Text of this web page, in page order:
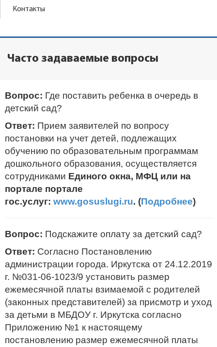
Контакты
Часто задаваемые вопросы
Вопрос: Где поставить ребенка в очередь в
детский сад?
Ответ: Прием заявителей по вопросу
постановки на учет детей, подлежащих
обучению по образовательным программам
дошкольного образования, осуществляется
сотрудниками Единого окна, МФЦ или на
портале портале
гос.услуг: www.gosuslugi.ru. (Подробнее)
Вопрос: Подскажите оплату за детский сад?
Ответ: Согласно Постановлению
администрации города. Иркутска от 24.12.2019
г. №031-06-1023/9 установить размер
ежемесячной платы взимаемой с родителей
(законных представителей) за присмотр и уход
за детьми в МБДОУ г. Иркутска согласно
Приложению №1 к настоящему
постановлению размер ежемесячной платы